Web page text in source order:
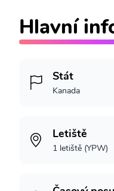
Hlavní
Stát
Kanada
Letiště
1 letiště (YPW)